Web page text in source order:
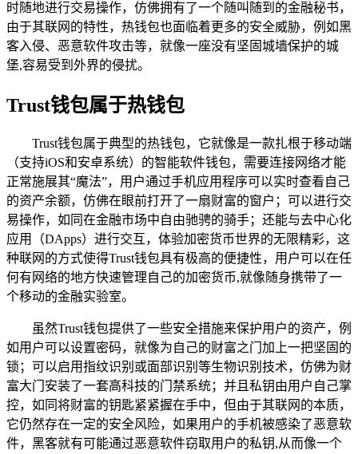
时随地进行交易操作，仿佛拥有了一个随叫随到的金融秘书，
由于其联网的特性，热钱包也面临着更多的安全威胁，例如黑
客入侵、恶意软件攻击等，就像一座没有坚固城墙保护的城
堡,容易受到外界的侵扰。
Trust钱包属于热钱包
Trust钱包属于典型的热钱包，它就像是一款扎根于移动端
（支持iOS和安卓系统）的智能软件钱包，需要连接网络才能
正常施展其“魔法”，用户通过手机应用程序可以实时查看自己
的资产余额，仿佛在眼前打开了一扇财富的窗户；可以进行交
易操作，如同在金融市场中自由驰骋的骑手；还能与去中心化
应用（DApps）进行交互，体验加密货币世界的无限精彩，这
种联网的方式使得Trust钱包具有极高的便捷性，用户可以在任
何有网络的地方快速管理自己的加密货币,就像随身携带了一
个移动的金融实验室。
虽然Trust钱包提供了一些安全措施来保护用户的资产，例
如用户可以设置密码，就像为自己的财富之门加上一把坚固的
锁；可以启用指纹识别或面部识别等生物识别技术，仿佛为财
富大门安装了一套高科技的门禁系统；并且私钥由用户自己掌
控，如同将财富的钥匙紧紧握在手中，但由于其联网的本质，
它仍然存在一定的安全风险，如果用户的手机被感染了恶意软
件，黑客就有可能通过恶意软件窃取用户的私钥,从而像一个